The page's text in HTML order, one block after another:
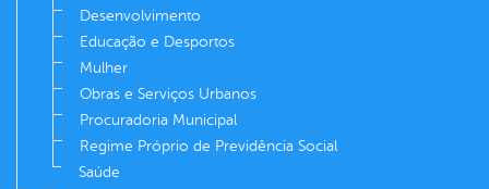
Desenvolvimento
Educação e Desportos
Mulher
Obras e Serviços Urbanos
Procuradoria Municipal
Regime Próprio de Previdência Social
Saúde